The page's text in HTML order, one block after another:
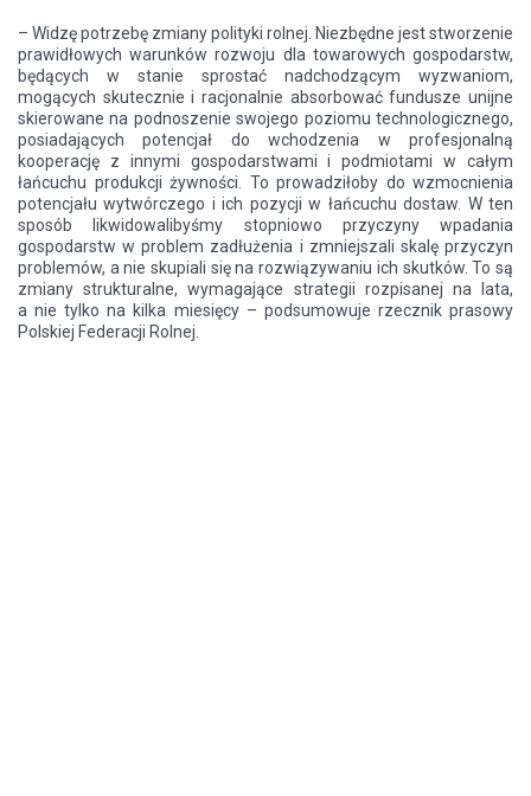
– Widzę potrzebę zmiany polityki rolnej. Niezbędne jest stworzenie
prawidłowych warunków rozwoju dla towarowych gospodarstw,
będących w stanie sprostać nadchodzącym wyzwaniom,
mogących skutecznie i racjonalnie absorbować fundusze unijne
skierowane na podnoszenie swojego poziomu technologicznego,
posiadających potencjał do wchodzenia w profesjonalną
kooperację z innymi gospodarstwami i podmiotami w całym
łańcuchu produkcji żywności. To prowadziłoby do wzmocnienia
potencjału wytwórczego i ich pozycji w łańcuchu dostaw. W ten
sposób likwidowalibyśmy stopniowo przyczyny wpadania
gospodarstw w problem zadłużenia i zmniejszali skalę przyczyn
problemów, a nie skupiali się na rozwiązywaniu ich skutków. To są
zmiany strukturalne, wymagające strategii rozpisanej na lata,
a nie tylko na kilka miesięcy – podsumowuje rzecznik prasowy
Polskiej Federacji Rolnej.